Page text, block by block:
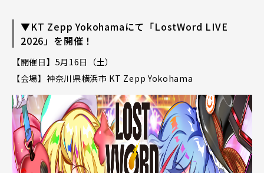
▼KT Zepp Yokohamaにて「LostWord LIVE
2026」を開催！
【開催日】5月16日（土）
【会場】神奈川県横浜市 KT Zepp Yokohama